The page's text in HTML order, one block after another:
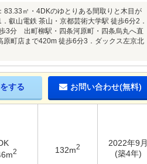
㎡・4DKのゆとりある間取りと木目が
叡山電鉄 茶山・京都芸術大学駅 徒歩6分2．
3分 出町柳駅・四条河原町・四条烏丸へ直
町店まで420m 徒歩6分3．ダックス左京北
する お問い合わせ(無料)
2 132m2
2022年9月
(築4年)